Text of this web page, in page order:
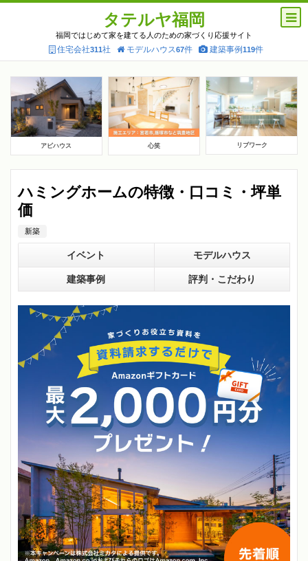
タテルヤ福岡
福岡ではじめて家を建てる人のための家づくり応援サイト
住宅会社311社 モデルハウス67件 建築事例119件
アビハウス 心笑 リブワーク
ハミングホームの特徴・口コミ・坪単
価
新築
イベント モデルハウス
建築事例 評判・こだわり